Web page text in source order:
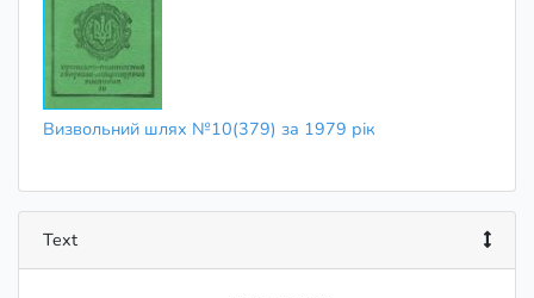
Визвольний шлях №10(379) за 1979 рік
Text